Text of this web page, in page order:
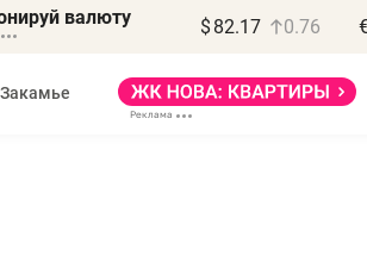
валюту $ 82.17 0.76
Закамье